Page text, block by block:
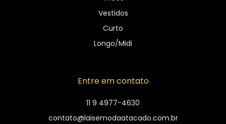
Vestidos
Curto
Longo/Midi
Entre em contato
11 9 4977-4630
contato@laisemodaatacado.com.br